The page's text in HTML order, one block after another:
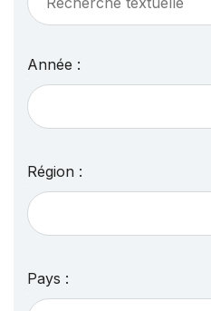
Année :
Région :
Pays :